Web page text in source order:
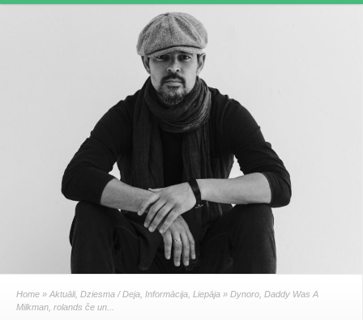
Home » Aktuāli, Dziesma / Deja Informācija Liepāja » Dynoro, Daddy Was A
Milkman, rolands če un...